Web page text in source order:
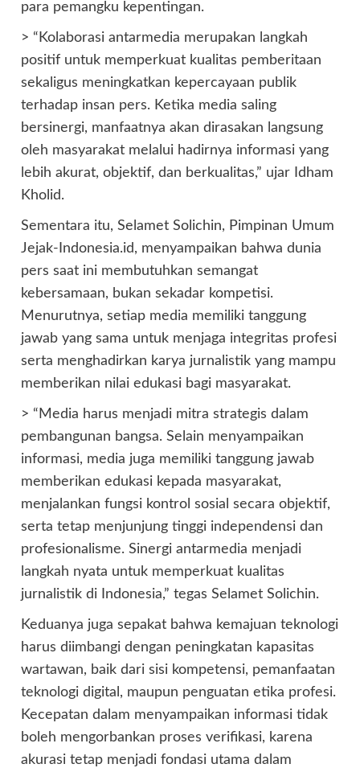
para pemangku kepentingan.
> “Kolaborasi antarmedia merupakan langkah
positif untuk memperkuat kualitas pemberitaan
sekaligus meningkatkan kepercayaan publik
terhadap insan pers. Ketika media saling
bersinergi, manfaatnya akan dirasakan langsung
oleh masyarakat melalui hadirnya informasi yang
lebih akurat, objektif, dan berkualitas,” ujar Idham
Kholid.
Sementara itu, Selamet Solichin, Pimpinan Umum
Jejak-Indonesia.id, menyampaikan bahwa dunia
pers saat ini membutuhkan semangat
kebersamaan, bukan sekadar kompetisi.
Menurutnya, setiap media memiliki tanggung
jawab yang sama untuk menjaga integritas profesi
serta menghadirkan karya jurnalistik yang mampu
memberikan nilai edukasi bagi masyarakat.
> “Media harus menjadi mitra strategis dalam
pembangunan bangsa. Selain menyampaikan
informasi, media juga memiliki tanggung jawab
memberikan edukasi kepada masyarakat,
menjalankan fungsi kontrol sosial secara objektif,
serta tetap menjunjung tinggi independensi dan
profesionalisme. Sinergi antarmedia menjadi
langkah nyata untuk memperkuat kualitas
jurnalistik di Indonesia,” tegas Selamet Solichin.
Keduanya juga sepakat bahwa kemajuan teknologi
harus diimbangi dengan peningkatan kapasitas
wartawan, baik dari sisi kompetensi, pemanfaatan
teknologi digital, maupun penguatan etika profesi.
Kecepatan dalam menyampaikan informasi tidak
boleh mengorbankan proses verifikasi, karena
akurasi tetap menjadi fondasi utama dalam